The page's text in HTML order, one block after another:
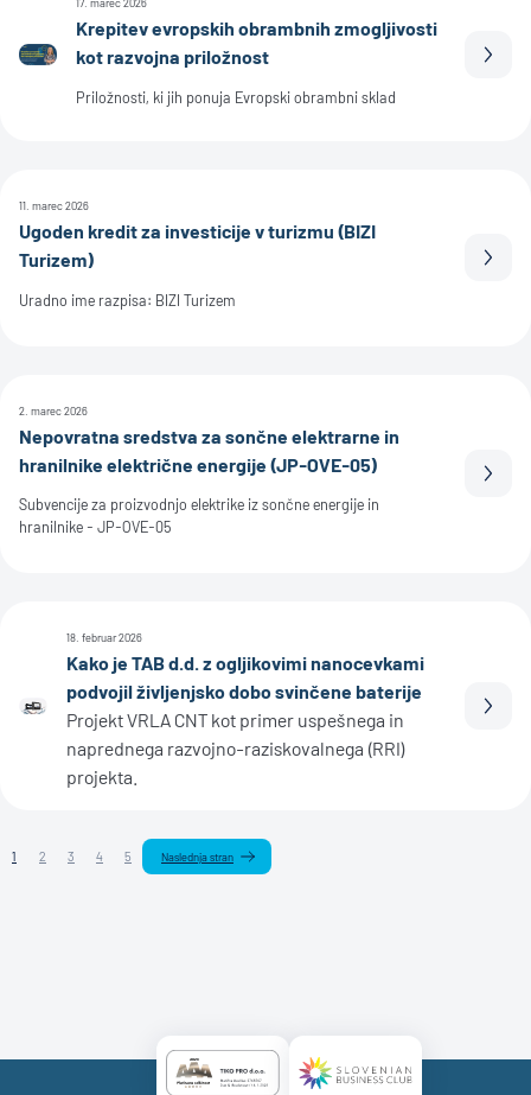
Krepitev evropskih obrambnih zmogljivosti
kot razvojna priložnost
Priložnosti, ki jih ponuja Evropski obrambni sklad
11. marec 2026
Ugoden kredit za investicije v turizmu (BIZI
Turizem)
Uradno ime razpisa: BIZI Turizem
2. marec 2026
Nepovratna sredstva za sončne elektrarne in
hranilnike električne energije (JP-OVE-05)
Subvencije za proizvodnjo elektrike iz sončne energije in
hranilnike - JP-OVE-05
18. februar 2026
Kako je TAB d.d. z ogljikovimi nanocevkami
podvojil življenjsko dobo svinčene baterije
Projekt VRLA CNT kot primer uspešnega in
naprednega razvojno-raziskovalnega (RRI)
projekta.
1 2 3 4 5 Naslednja stran
Certificate AAA LogoCertificate SBC Logo